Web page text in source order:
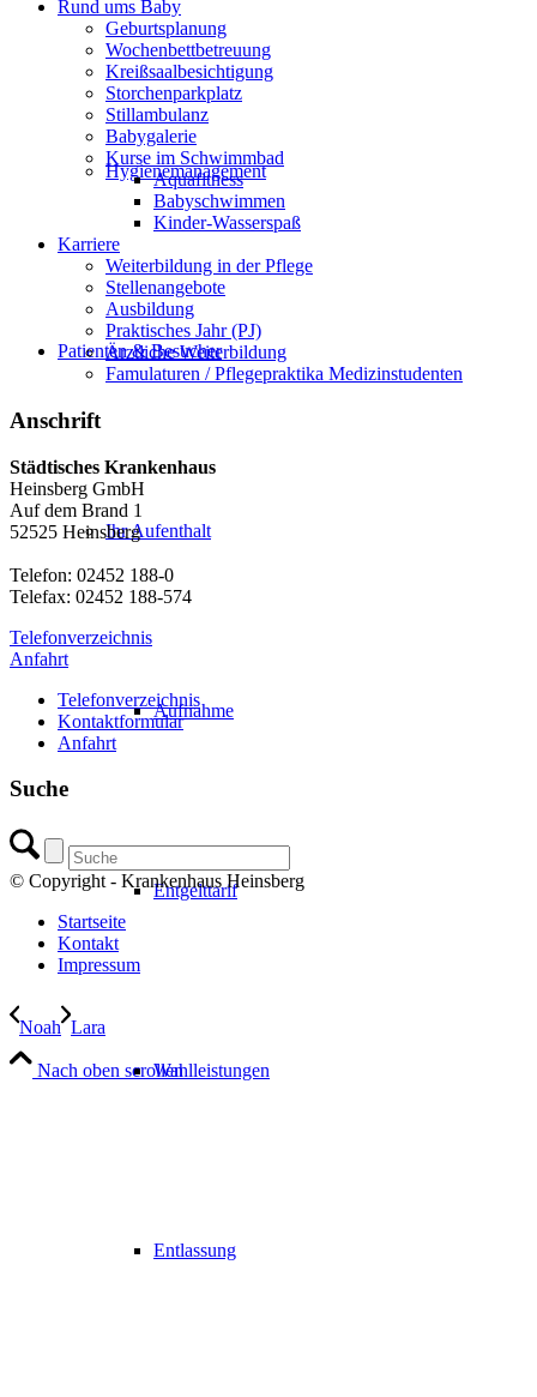
Hygienemanagement
Patienten & Besucher
Ihr Aufenthalt
Aufnahme
Entgelttarif
Wahlleistungen
Entlassung
Rund ums Baby
Geburtsplanung
Wochenbettbetreuung
Kreißsaalbesichtigung
Storchenparkplatz
Stillambulanz
Babygalerie
Kurse im Schwimmbad
Aquafitness
Babyschwimmen
Kinder-Wasserspaß
Karriere
Weiterbildung in der Pflege
Stellenangebote
Ausbildung
Praktisches Jahr (PJ)
Ärztliche Weiterbildung
Famulaturen / Pflegepraktika Medizinstudenten
Anschrift
Städtisches Krankenhaus
Heinsberg GmbH
Auf dem Brand 1
52525 Heinsberg
Telefon: 02452 188-0
Telefax: 02452 188-574
Telefonverzeichnis
Anfahrt
Telefonverzeichnis
Kontaktformular
Anfahrt
Suche
© Copyright - Krankenhaus Heinsberg
Startseite
Kontakt
Impressum
Noah Lara
Nach oben scrollen